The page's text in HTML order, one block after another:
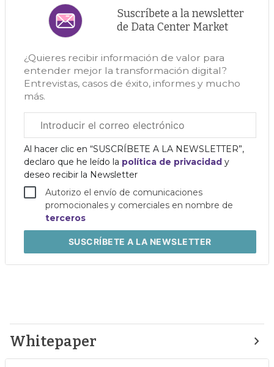
Suscríbete a la newsletter
de Data Center Market
¿Quieres recibir información de valor para
entender mejor la transformación digital?
Entrevistas, casos de éxito, informes y mucho
más.
electrónico
corporativo
Al hacer clic en “SUSCRÍBETE A LA NEWSLETTER”,
declaro que he leído la política de privacidad y
deseo recibir la Newsletter
Autorizo el envío de comunicaciones
promocionales y comerciales en nombre de
terceros
SUSCRÍBETEA LA NEWSLETTER
Whitepaper